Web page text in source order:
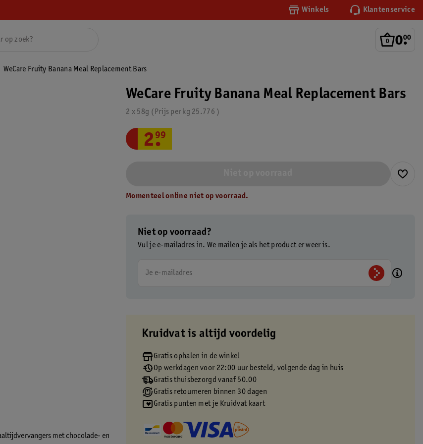
Winkels Klantenservice
0.
00
WeCare Fruity Banana Meal Replacement Bars
met chocolade- en
WeCare Fruity Banana Meal Replacement Bars
2 x 58g 25.776
Prijs per kg
2.
99
Momenteel online niet op voorraad.
Niet op voorraad?
Vul je e-mailadres in. We mailen je als het product er weer is.
Je e-mailadres
Kruidvat is altijd voordelig
Gratis ophalen in de winkel
Op werkdagen voor 22:00 uur besteld, volgende dag in huis
Gratis thuisbezorgd vanaf 50.00
Gratis retourneren binnen 30 dagen
Gratis punten met je Kruidvat kaart